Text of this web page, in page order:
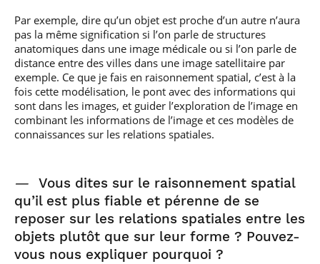
Par exemple, dire qu’un objet est proche d’un autre n’aura
pas la même signification si l’on parle de structures
anatomiques dans une image médicale ou si l’on parle de
distance entre des villes dans une image satellitaire par
exemple. Ce que je fais en raisonnement spatial, c’est à la
fois cette modélisation, le pont avec des informations qui
sont dans les images, et guider l’exploration de l’image en
combinant les informations de l’image et ces modèles de
connaissances sur les relations spatiales.
—
Vous dites sur le raisonnement spatial
qu’il est plus fiable et pérenne de se
reposer sur les relations spatiales entre les
objets plutôt que sur leur forme ? Pouvez-
vous nous expliquer pourquoi ?